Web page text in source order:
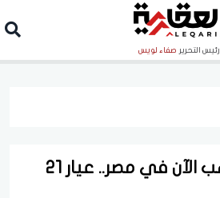
رئيس التحرير صفاء لويس
تحديث سعر الذهب الآن في مصر.. عيار 21